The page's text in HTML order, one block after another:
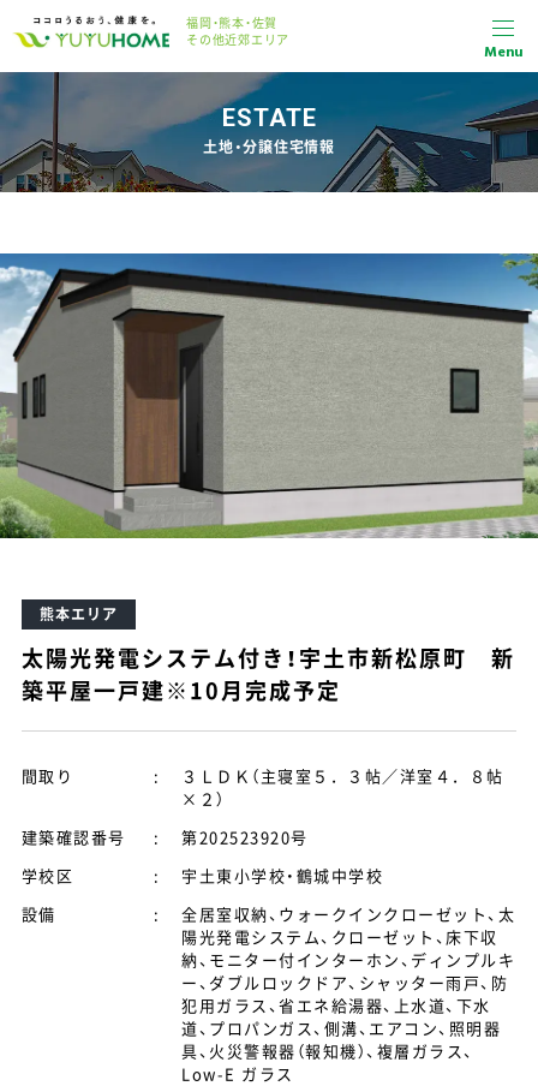
福岡・熊本・佐賀
その他近郊エリア
Menu
ESTATE
土地・分譲住宅情報
熊本エリア
太陽光発電システム付き！宇土市新松原町 新
築平屋一戸建※10月完成予定
間取り :
３ＬＤＫ（主寝室５．３帖／洋室４．８帖
×２）
建築確認番号
:
第202523920号
学校区
:
宇土東小学校・鶴城中学校
設備
:
全居室収納、ウォークインクローゼット、太
陽光発電システム、クローゼット、床下収
納、モニター付インターホン、ディンプルキ
ー、ダブルロックドア、シャッター雨戸、防
犯用ガラス、省エネ給湯器、上水道、下水
道、プロパンガス、側溝、エアコン、照明器
具、火災警報器（報知機）、複層ガラス、
Low-E ガラス